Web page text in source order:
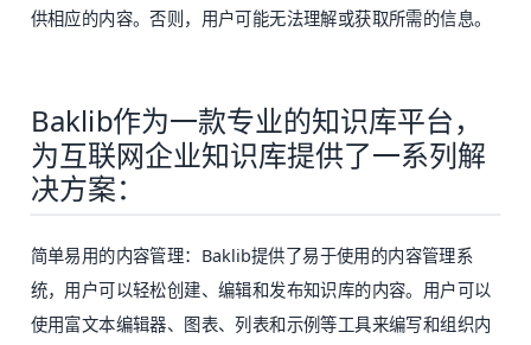
供相应的内容。否则，用户可能无法理解或获取所需的信息。
Baklib作为一款专业的知识库平台，
为互联网企业知识库提供了一系列解
决方案：
简单易用的内容管理：Baklib提供了易于使用的内容管理系
统，用户可以轻松创建、编辑和发布知识库的内容。用户可以
使用富文本编辑器、图表、列表和示例等工具来编写和组织内